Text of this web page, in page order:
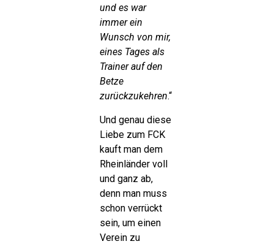
und es war
immer ein
Wunsch von mir,
eines Tages als
Trainer auf den
Betze
zurückzukehren.“
Und genau diese
Liebe zum FCK
kauft man dem
Rheinländer voll
und ganz ab,
denn man muss
schon verrückt
sein, um einen
Verein zu